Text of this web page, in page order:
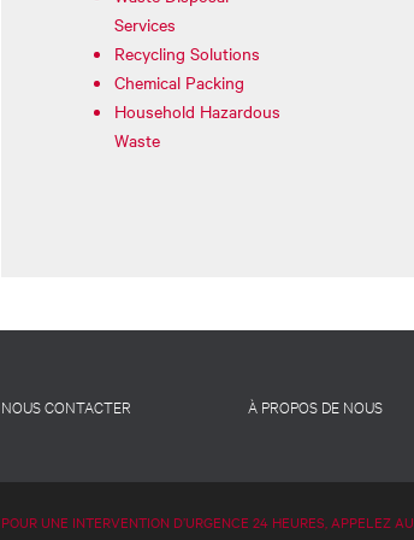
Services
Recycling Solutions
Chemical Packing
Household Hazardous
Waste
Footer
French
NOUS CONTACTER À PROPOS DE NOUS
POUR UNE INTERVENTION D’URGENCE 24 HEURES, APPELEZ AU